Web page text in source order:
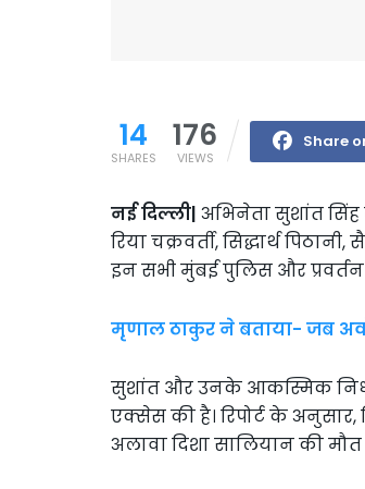
14
SHARES
176
VIEWS
Share
नई दिल्ली| अभिनेता सुशांत
रिया चक्रवर्ती, सिद्धार्थ
इन सभी मुंबई पुलिस और
मृणाल ठाकुर ने बताया- जब
सुशांत और उनके आकस्मिक निधन
एक्सेस की है। रिपोर्ट के
अलावा दिशा सालियान की